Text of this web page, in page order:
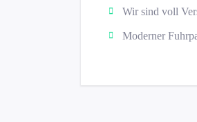
Wir sind voll
Moderner